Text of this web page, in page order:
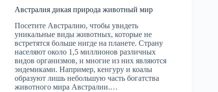
Австралия дикая природа животный мир
Посетите Австралию, чтобы увидеть
уникальные виды животных, которые не
встретятся больше нигде на планете. Страну
населяют около 1,5 миллионов различных
видов организмов, и многие из них являются
эндемиками. Например, кенгуру и коалы
образуют лишь небольшую часть богатства
животного мира Австралии.…